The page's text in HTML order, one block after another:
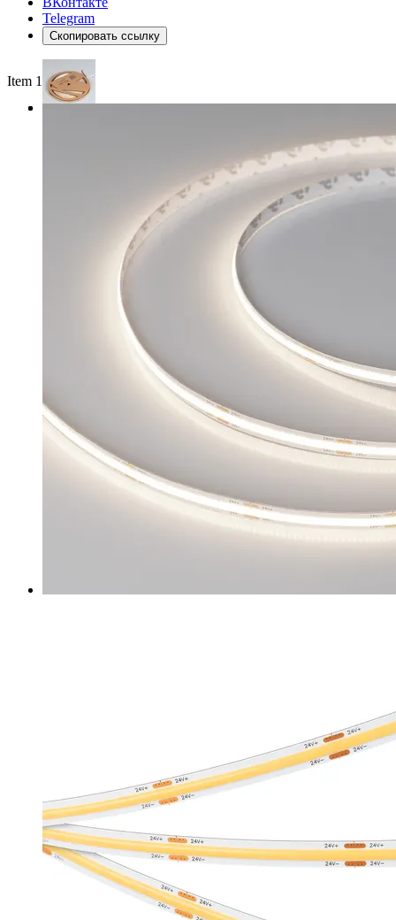
Telegram
Скопировать ссылку
Item 1 of 3